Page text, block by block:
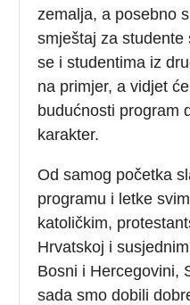
zemalja, a posebno
smještaj za
se i studentima iz
na primjer, a vidjet
budućnosti program
karakter.
Od samog početka
programu i letke
katoličkim,
Hrvatskoj i
Bosni i Hercegovini,
sada smo dobili